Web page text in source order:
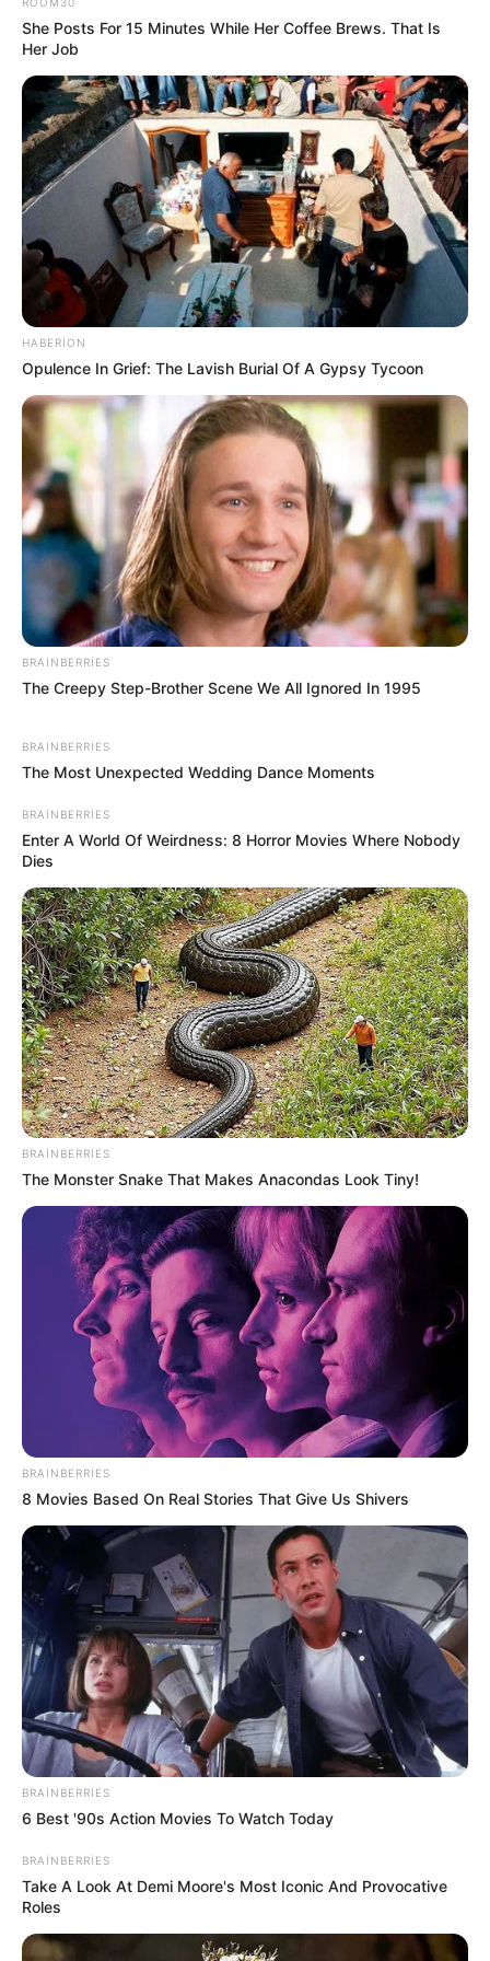
10:43 / 06 Avqust 2026 CƏMİYYƏT
Qənimət Zahid Çingiz Qənizadəyə
təzminat ödədi
0 0
10:41 / 06 Avqust 2026 CƏMİYYƏT
Yeni təyin olunan müavin KİMDİR? —
FOTO
297 0 0
10:37 / 06 Avqust 2026 MARAQLI
Alimlər həyəcan təbili çalır:Bu canlıların
köçü böyük dəyişikliklərdən xəbər verir
63 0 0
10:35 / 06 Avqust 2026 CƏMİYYƏT
Pensiya alanlara ŞAD xəbər -Tarix
açıqlandı
0
10:32 / 06 Avqust 2026 KRİMİNAL
Azərbaycanda faciə:Ərlə arvadın meyiti
tapıldı
She Posts For 15 Minutes While Her Coffee Brews. That Is
Her Job
HABERION
Opulence In Grief: The Lavish Burial Of A Gypsy Tycoon
BRAINBERRIES
The Creepy Step-Brother Scene We All Ignored In 1995
BRAINBERRIES
The Most Unexpected Wedding Dance Moments
BRAINBERRIES
Enter A World Of Weirdness: 8 Horror Movies Where Nobody
Dies
BRAINBERRIES
The Monster Snake That Makes Anacondas Look Tiny!
BRAINBERRIES
8 Movies Based On Real Stories That Give Us Shivers
BRAINBERRIES
6 Best '90s Action Movies To Watch Today
BRAINBERRIES
Take A Look At Demi Moore's Most Iconic And Provocative
Roles